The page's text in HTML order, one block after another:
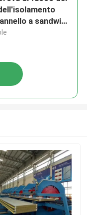
a sandwich
di 80mm